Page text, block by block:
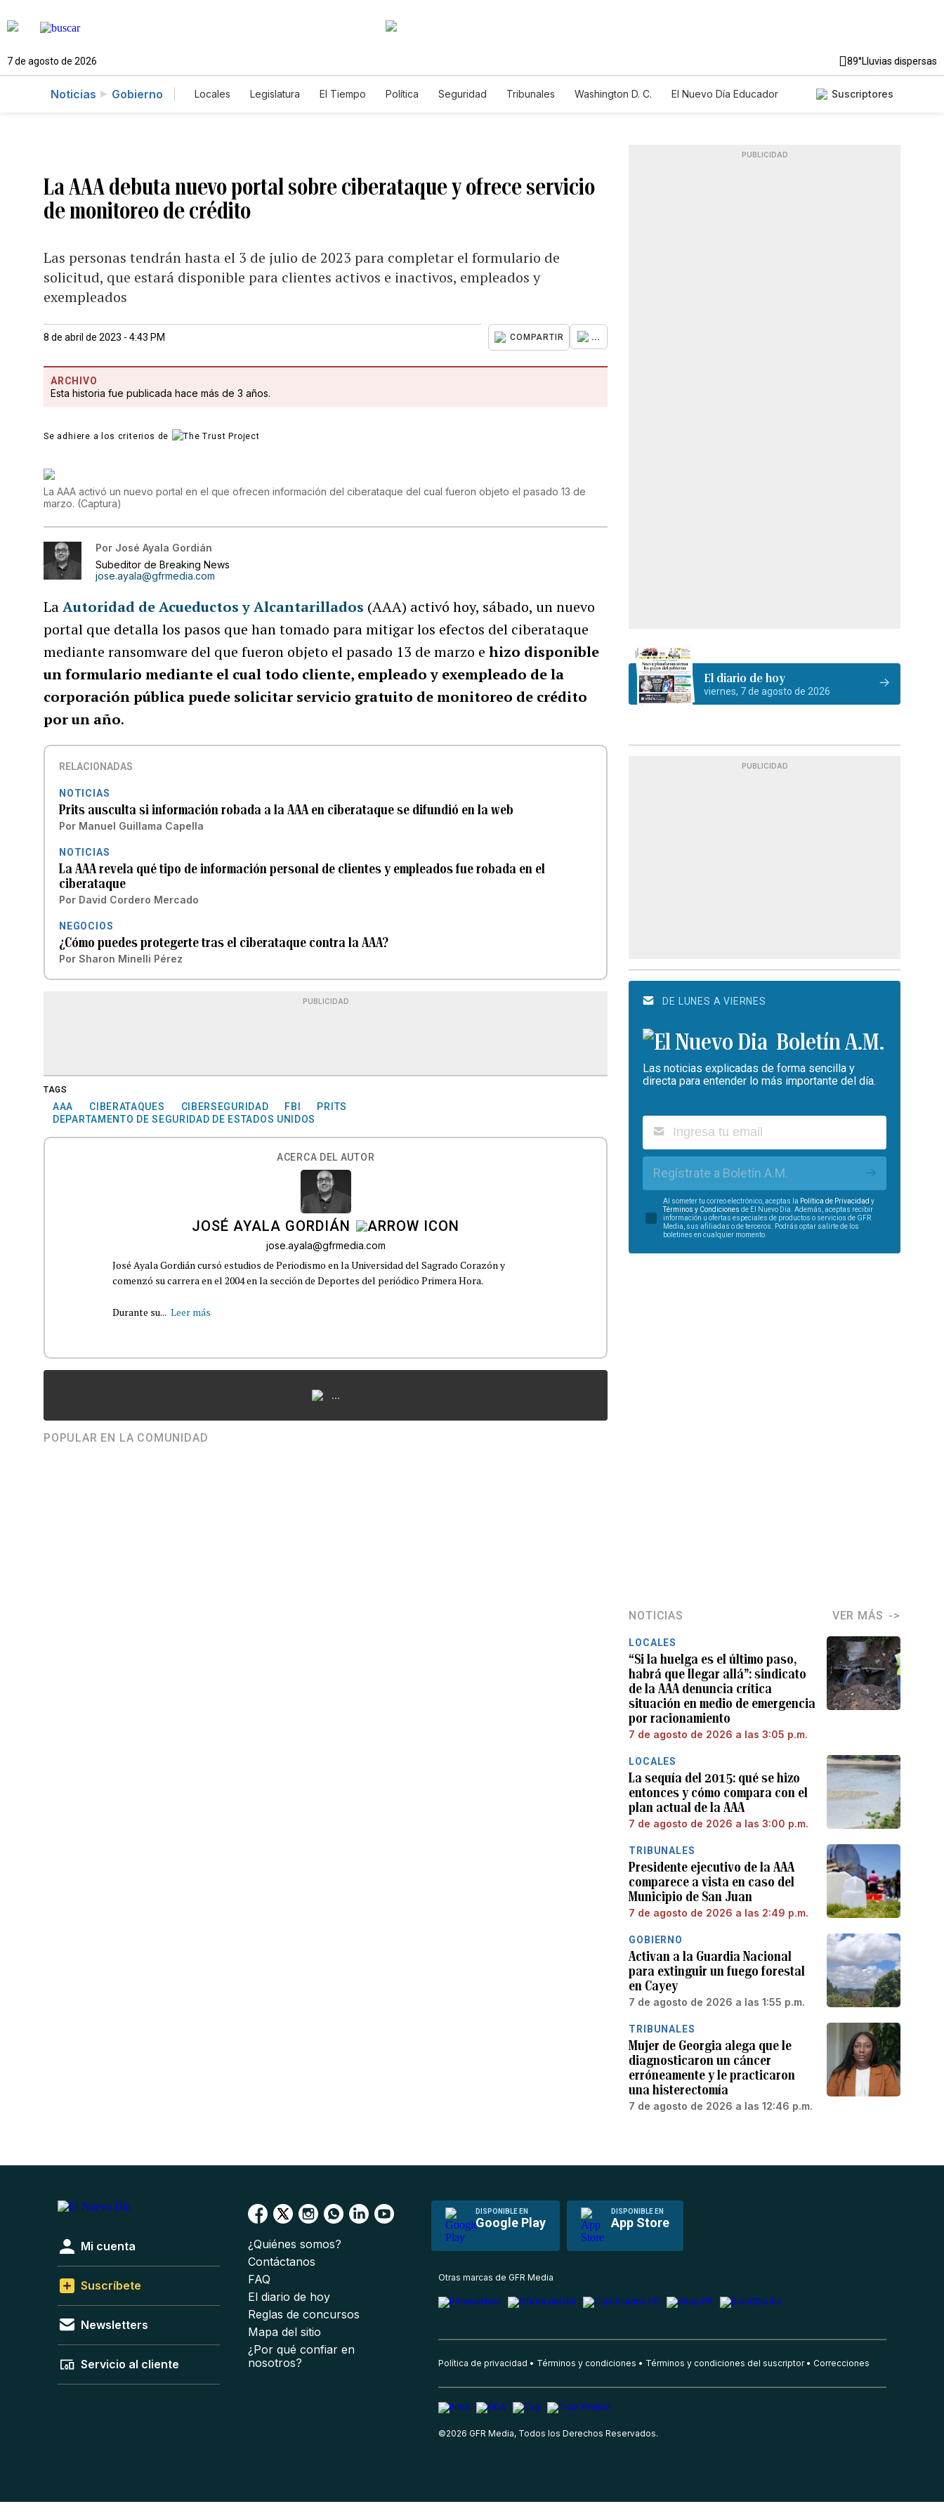
7 de agosto de 2026 89°Lluvias dispersas
Noticias Gobierno Locales Legislatura El Tiempo Política Seguridad Tribunales Washington D. C.
El Nuevo Día Educador
Suscriptores
La AAA debuta nuevo portal sobre ciberataque y ofrece servicio
de monitoreo de crédito
Las personas tendrán hasta el 3 de julio de 2023 para completar el formulario de
solicitud, que estará disponible para clientes activos e inactivos, empleados y
exempleados
8 de abril de 2023 - 4:43 PM COMPARTIR ...
ARCHIVO
Esta historia fue publicada hace más de 3 años.
Se adhiere a los criterios de
La AAA activó un nuevo portal en el que ofrecen información del ciberataque del cual fueron objeto el pasado 13 de
marzo. (Captura)
Por José Ayala Gordián
Subeditor de Breaking News
jose.ayala@gfrmedia.com
LaAutoridad de Acueductos y Alcantarillados (AAA) activó hoy, sábado, un nuevo
portal que detalla los pasos que han tomado para mitigar los efectos del ciberataque
mediante ransomware del que fueron objeto el pasado 13 de marzo ehizo disponible
un formulario mediante el cual todo cliente, empleado y exempleado de la
corporación pública puede solicitar servicio gratuito de monitoreo de crédito
por un año.
RELACIONADAS
NOTICIAS
Prits ausculta si información robada a la AAA en ciberataque se difundió en la web
Por Manuel Guillama Capella
NOTICIAS
La AAA revela qué tipo de información personal de clientes y empleados fue robada en el
ciberataque
Por David Cordero Mercado
NEGOCIOS
¿Cómo puedes protegerte tras el ciberataque contra la AAA?
Por Sharon Minelli Pérez
PUBLICIDAD
TAGS
AAA CIBERATAQUES CIBERSEGURIDAD FBI
PRITS
DEPARTAMENTO DE SEGURIDAD DE ESTADOS UNIDOS
ACERCA DEL AUTOR
JOSÉ AYALA GORDIÁN
jose.ayala@gfrmedia.com
José Ayala Gordián cursó estudios de Periodismo en la Universidad del Sagrado Corazón y
comenzó su carrera en el 2004 en la sección de Deportes del periódico Primera Hora.
Durante su... Leer más
...
POPULAR EN LA COMUNIDAD
PUBLICIDAD
El diario de hoy
viernes, 7 de agosto de 2026
PUBLICIDAD
DE LUNES A VIERNES
Boletín A.M.
Las noticias explicadas de forma sencilla y
directa para entender lo más importante del día.
Regístrate a Boletín A.M.
Al someter tu correo electrónico, aceptas la Política de Privacidad y
Términos y Condiciones de El Nuevo Día. Además, aceptas recibir
información u ofertas especiales de productos o servicios de GFR
Media, sus afiliadas o de terceros. Podrás optar salirte de los
boletines en cualquier momento.
NOTICIAS VER MÁS
LOCALES
“Si la huelga es el último paso,
habrá que llegar allá”: sindicato
de la AAA denuncia crítica
situación en medio de emergencia
por racionamiento
7 de agosto de 2026 a las 3:05 p.m.
LOCALES
La sequía del 2015: qué se hizo
entonces y cómo compara con el
plan actual de la AAA
7 de agosto de 2026 a las 3:00 p.m.
TRIBUNALES
Presidente ejecutivo de la AAA
comparece a vista en caso del
Municipio de San Juan
7 de agosto de 2026 a las 2:49 p.m.
GOBIERNO
Activan a la Guardia Nacional
para extinguir un fuego forestal
en Cayey
7 de agosto de 2026 a las 1:55 p.m.
TRIBUNALES
Mujer de Georgia alega que le
diagnosticaron un cáncer
erróneamente y le practicaron
una histerectomía
7 de agosto de 2026 a las 12:46 p.m.
DISPONIBLE EN
Google Play
DISPONIBLE EN
App Store
Mi cuenta
Suscríbete
Newsletters
Servicio al cliente
¿Quiénes somos?
Contáctanos
FAQ
El diario de hoy
Reglas de concursos
Mapa del sitio
¿Por qué confiar en
nosotros?
Otras marcas de GFR Media
Política de privacidad Términos y condiciones Términos y condiciones del suscriptor Correcciones
©2026 GFR Media, Todos los Derechos Reservados.